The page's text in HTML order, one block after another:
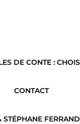
DE CONTE :
CONTACT